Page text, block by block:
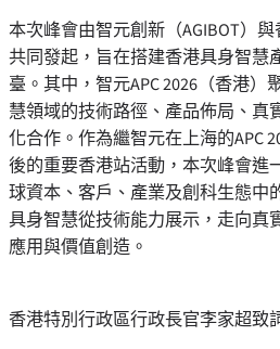
本次峰會由智元創新（AGIBOT）
共同發起，旨在搭建香港具身智慧
臺。其中，智元APC 2026（香港）
慧領域的技術路徑、產品佈局、真
化合作。作為繼智元在上海的APC
後的重要香港站活動，本次峰會進
球資本、客戶、產業及創科生態中
具身智慧從技術能力展示，走向真
應用與價值創造。
香港特別行政區行政長官李家超致